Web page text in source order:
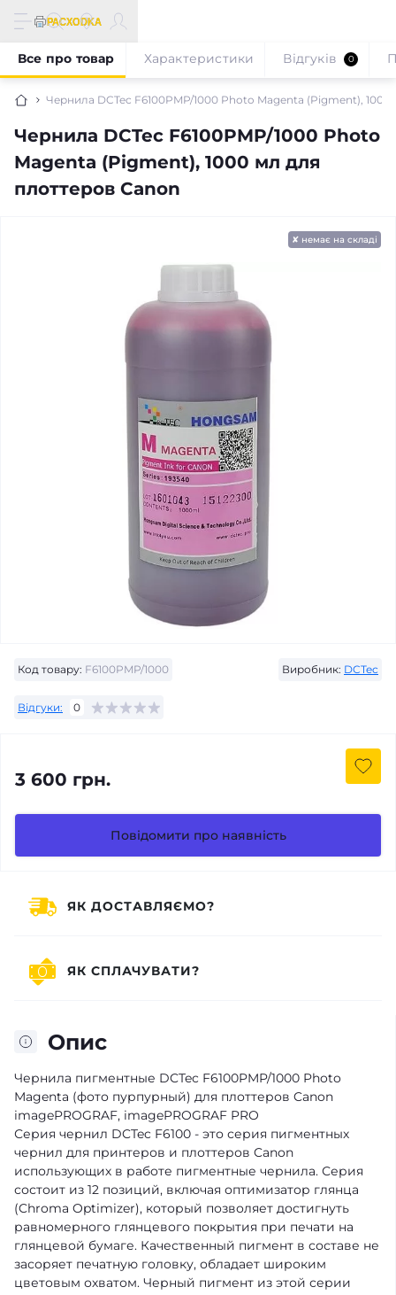
Чернила DCTec F6100PMP/1000 Photo Magenta (Pigment),
Чернила DCTec F6100PMP/1000 Photo
Magenta (Pigment), 1000 мл для
плоттеров Canon
Все про товар Характеристики Відгуків 0
✘ немає на складі
Код товару: F6100PMP/1000 Виробник: DCTec
Відгуки: 0
3 600 грн.
Повідомити про наявність
Опис
Чернила пигментные DCTec F6100PMP/1000 Photo
Magenta (фото пурпурный) для плоттеров Canon
imagePROGRAF, imagePROGRAF PRO
Серия чернил DCTec F6100 - это серия пигментных
чернил для принтеров и плоттеров Canon
использующих в работе пигментные чернила. Серия
состоит из 12 позиций, включая оптимизатор глянца
(Chroma Optimizer), который позволяет достигнуть
равномерного глянцевого покрытия при печати на
глянцевой бумаге. Качественный пигмент в составе не
засоряет печатную головку, обладает широким
цветовым охватом. Черный пигмент из этой серии
ЯК ДОСТАВЛЯЄМО?
ЯК СПЛАЧУВАТИ?